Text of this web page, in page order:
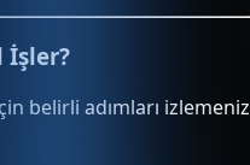
İşler?
belirli adımları izlemeniz